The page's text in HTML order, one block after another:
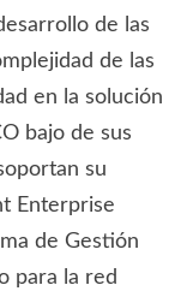
de las
de las
en la solución
bajo de sus
su
Enterprise
de Gestión
para la red